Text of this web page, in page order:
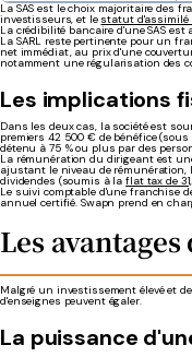
La SAS est le choix majoritaire des
investisseurs, et le statut d'assimilé
La crédibilité bancaire d'une SAS
La SARL reste pertinente pour un
net immédiat, au prix d'une
notamment une régularisation des
Les implications
Dans les deux cas, la société est
premiers 42 500 € de bénéfice
détenu à 75 % ou plus par des
La rémunération du dirigeant est
ajustant le niveau de
dividendes (soumis à laflat tax de
Le suivi comptable d'une franchise
annuel certifié. Swapn prend en
Les
Malgré un investissement élevé et
d'enseignes peuvent égaler.
La puissance